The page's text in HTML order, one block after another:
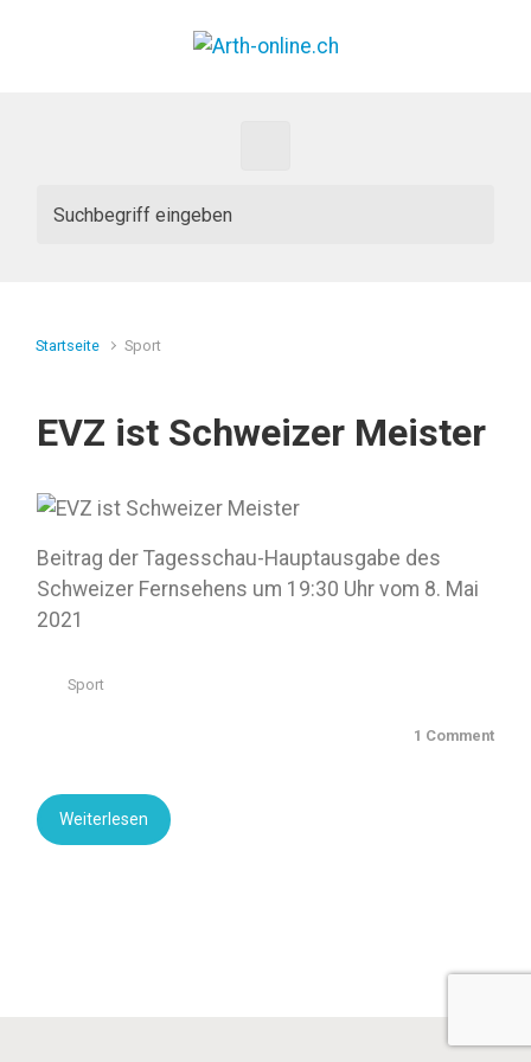
Startseite Sport
EVZ ist Schweizer Meister
Beitrag der Tagesschau-Hauptausgabe des
Schweizer Fernsehens um 19:30 Uhr vom 8. Mai
2021
Sport
1 Comment
Weiterlesen